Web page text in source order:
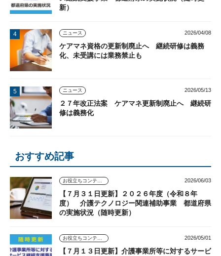
新）
ニュース 2026/04/08
ケアマネ資格の更新制廃止へ 継続研修は義務
化、未受講には業務禁止も
ニュース 2026/05/13
２７年改正法案 ケアマネ更新制廃止へ 継続研
修は義務化
おすすめ記事
お役立ちコンテンツ 2026/06/03
【７月３１日更新】２０２６年度（令和８年
度） 介護テクノロジー関連補助事業 都道府県
の実施状況（随時更新）
お役立ちコンテンツ 2026/05/01
【７月１３日更新】介護事業所等に対するサービ